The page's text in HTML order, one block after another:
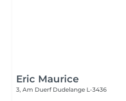
Eric Maurice
3, Am Duerf Dudelange L-3436